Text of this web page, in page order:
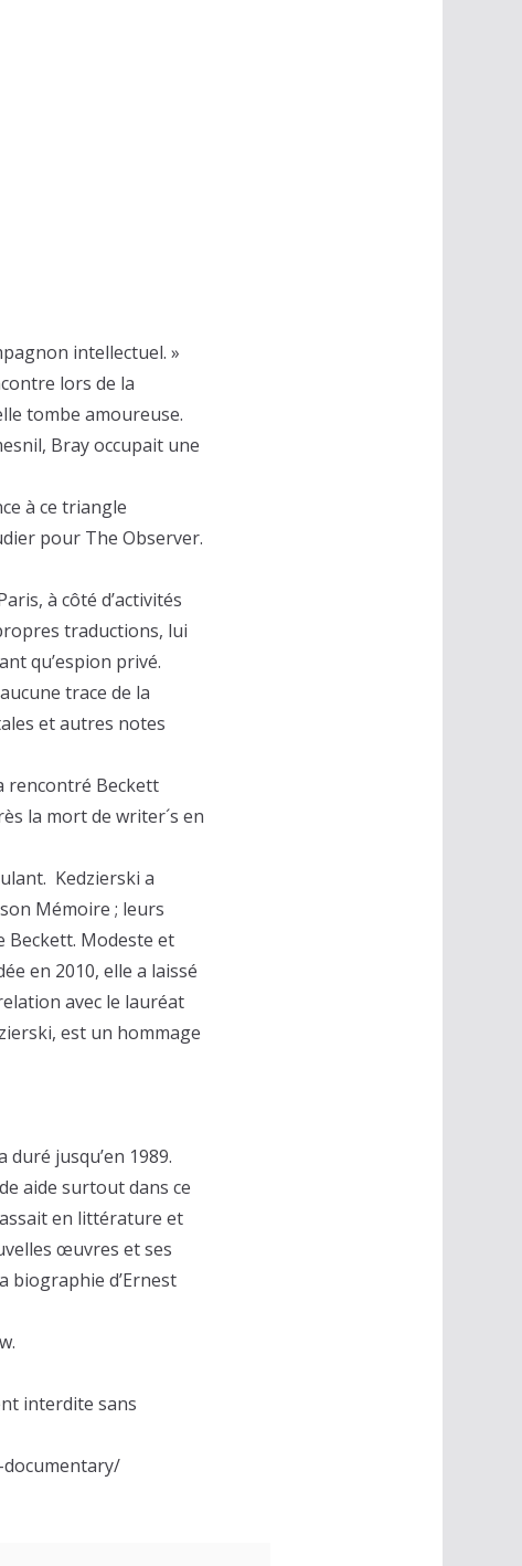
intellectuel. »
lors de la
tombe amoureuse.
Bray occupait une
à ce triangle
pour The Observer.
à côté d’activités
traductions, lui
qu’espion privé.
trace de la
et autres notes
rencontré Beckett
la mort de writer´s en
Kedzierski a
Mémoire ; leurs
Beckett. Modeste et
en 2010, elle a laissé
avec le lauréat
est un hommage
jusqu’en 1989.
aide surtout dans ce
en littérature et
œuvres et ses
biographie d’Ernest
interdite sans